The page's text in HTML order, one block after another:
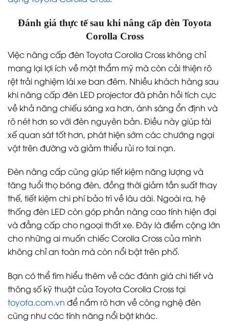
Đánh giá thực tế sau khi nâng cấp đèn Toyota
Corolla Cross
Việc nâng cấp đèn Toyota Corolla Cross không chỉ
mang lại lợi ích về mặt thẩm mỹ mà còn cải thiện rõ
rệt trải nghiệm lái xe ban đêm. Nhiều khách hàng sau
khi nâng cấp đèn LED projector đã phản hồi tích cực
về khả năng chiếu sáng xa hơn, ánh sáng ổn định và
rõ nét hơn so với đèn nguyên bản. Điều này giúp tài
xế quan sát tốt hơn, phát hiện sớm các chướng ngại
vật trên đường và giảm thiểu rủi ro tai nạn.
Đèn nâng cấp cũng giúp tiết kiệm năng lượng và
tăng tuổi thọ bóng đèn, đồng thời giảm tần suất thay
thế, tiết kiệm chi phí bảo trì về lâu dài. Ngoài ra, hệ
thống đèn LED còn góp phần nâng cao tính hiện đại
và đẳng cấp cho ngoại thất xe. Đây là điểm cộng lớn
cho những ai muốn chiếc Corolla Cross của mình
không chỉ an toàn mà còn nổi bật trên phố.
Bạn có thể tìm hiểu thêm về các đánh giá chi tiết và
thông số kỹ thuật của Toyota Corolla Cross tại
toyota.com.vn để nắm rõ hơn về công nghệ đèn
cũng như các tính năng nổi bật khác.